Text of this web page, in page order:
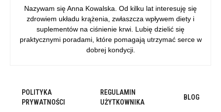
Nazywam się Anna Kowalska. Od kilku lat interesuję się
zdrowiem układu krążenia, zwłaszcza wpływem diety i
suplementów na ciśnienie krwi. Lubię dzielić się
praktycznymi poradami, które pomagają utrzymać serce w
dobrej kondycji.
POLITYKA
PRYWATNOŚCI
REGULAMIN
UŻYTKOWNIKA
BLOG